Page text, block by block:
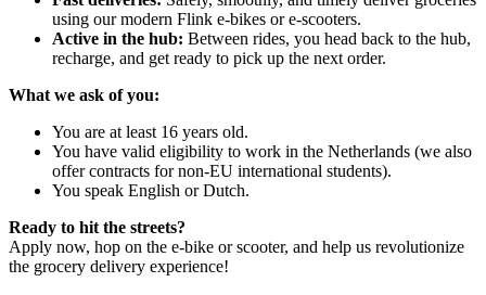
using our modern Flink e-bikes or e-scooters.
Active in the hub: Between rides, you head back to the hub,
recharge, and get ready to pick up the next order.
What we ask of you:
You are at least 16 years old.
You have valid eligibility to work in the Netherlands (we also
offer contracts for non-EU international students).
You speak English or Dutch.
Ready to hit the streets?
Apply now, hop on the e-bike or scooter, and help us revolutionize
the grocery delivery experience!